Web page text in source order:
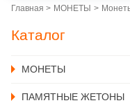
Главная > MОНЕТЫ
Каталог
MОНЕТЫ
ПАМЯТНЫЕ ЖЕТОНЫ